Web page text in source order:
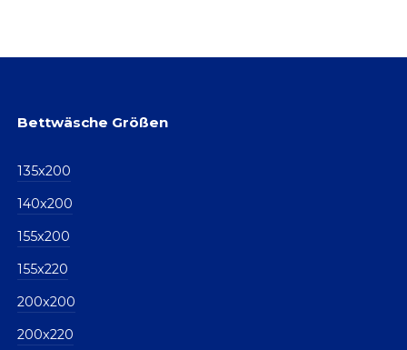
Bettwäsche Größen
135x200
140x200
155x200
155x220
200x200
200x220